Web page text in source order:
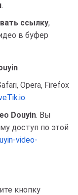
.
ссылку,
в буфер
Opera, Firefox
.
Douyin. Вы
доступ по этой
video-
кнопку